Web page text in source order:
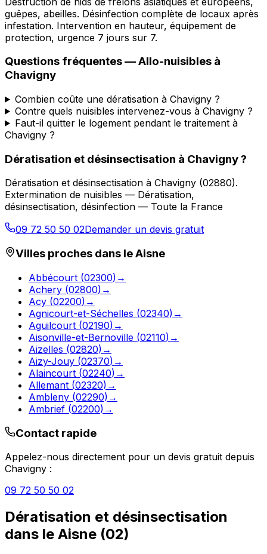
guêpes, abeilles. Désinfection complète de locaux après
infestation. Intervention en hauteur, équipement de
protection, urgence 7 jours sur 7.
Questions fréquentes —Allo-nuisibles à
Chavigny
Combien coûte une dératisation à Chavigny ?
Contre quels nuisibles intervenez-vous à Chavigny ?
Faut-il quitter le logement pendant le traitement à
Chavigny ?
Dératisation et désinsectisation à Chavigny?
Dératisation et désinsectisation à Chavigny (02880).
Extermination de nuisibles — Dératisation,
désinsectisation, désinfection — Toute la France
09 72 50 50 02Demander un devis gratuit
Villes proches dans leAisne
Abbécourt (02300) →
Achery (02800) →
Acy (02200) →
Agnicourt-et-Séchelles (02340) →
Aguilcourt (02190) →
Aisonville-et-Bernoville (02110) →
Aizelles (02820) →
Aizy-Jouy (02370) →
Alaincourt (02240) →
Allemant (02320) →
Ambleny (02290) →
Ambrief (02200) →
Contact rapide
Appelez-nous directement pour un devis gratuit depuis
Chavigny :
09 72 50 50 02
Dératisation et désinsectisation
dans le Aisne (02)